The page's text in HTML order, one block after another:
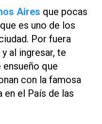
Aires que pocas
es uno de los
Por fuera
al ingresar, te
ensueño que
con la famosa
en el País de las